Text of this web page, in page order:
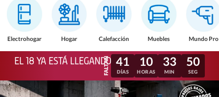
Electrohogar Hogar Calefacción Muebles Mundo Pro
EL 18 YA ESTÁ LLEGANDO 41
DÍAS
10
HORAS
33
MIN
48
SEG